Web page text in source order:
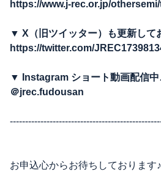
https://www.j-rec.or.jp/
▼ X （旧ツイッター）も更新して
https://twitter.com/
▼ Instagram ショート動画配信中
＠jrec.fudousan
お申込心からお待ちしております♪